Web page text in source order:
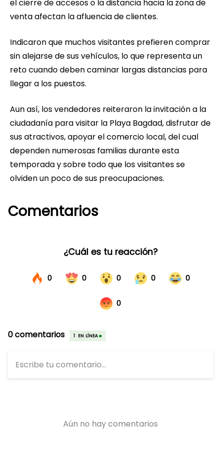
el cierre de accesos o la distancia hacia la zona de
venta afectan la afluencia de clientes.
Indicaron que muchos visitantes prefieren comprar
sin alejarse de sus vehículos, lo que representa un
reto cuando deben caminar largas distancias para
llegar a los puestos.
Aun así, los vendedores reiteraron la invitación a la
ciudadanía para visitar la Playa Bagdad, disfrutar de
sus atractivos, apoyar el comercio local, del cual
dependen numerosas familias durante esta
temporada y sobre todo que los visitantes se
olviden un poco de sus preocupaciones.
Comentarios